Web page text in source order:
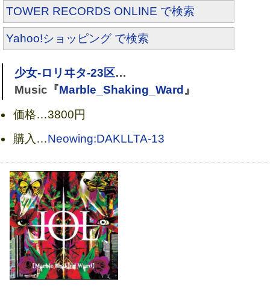
TOWER RECORDS ONLINE で検索
Yahoo!ショッピング で検索
少女-ロリヰタ-23区…
Music『Marble_Shaking_Ward』
価格…3800円
購入…Neowing:DAKLLTA-13
Heaven [DVD]